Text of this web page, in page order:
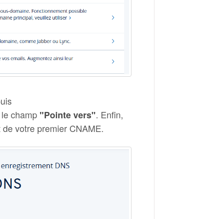
champ "Pointe vers". Enfin,
votre premier CNAME.